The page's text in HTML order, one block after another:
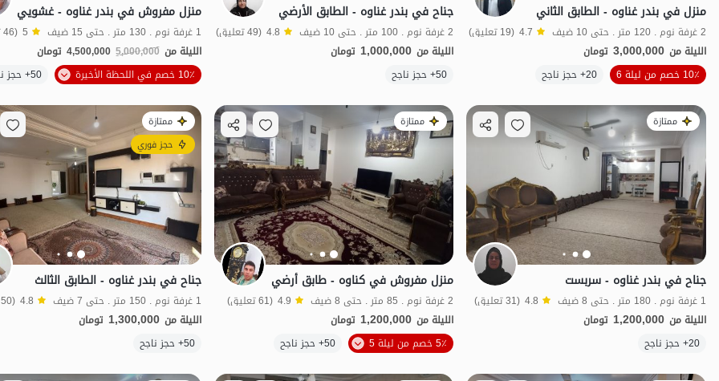
منزل في بندر غناوه - الطابق الثاني
2 غرفة نوم . 120 متر . حتى 10 ضيف 4.7 (19 تعليق)
الليلة من 3,000,000 تومان
10٪ خصم من ليلة 6
20+ حجز ناجح الموقع على الخريطة
جناح في بندر غناوه - الطابق الأرضي
2 غرفة نوم . 100 متر . حتى 10 ضيف 4.8 (49 تعليق)
الليلة من 1,000,000 تومان
50+ حجز ناجح
اقتصادي
منزل مفروش في بندر غناوه - غشويي
1 غرفة نوم . 130 متر . حتى 15 ضيف 5 (46 تعليق)
الليلة من 5,000,000
4,500,000 تومان
10٪ خصم في اللحظة الأخيرة
50+ حجز ناجح
ممتازة
جناح في بندر غناوه - سربست
1 غرفة نوم . 180 متر . حتى 8 ضيف 4.8 (31 تعليق)
الليلة من 1,200,000 تومان
20+ حجز ناجح
اقتصادي الموقع على الخريطة
ممتازة
منزل مفروش في كناوه - طابق أرضي
2 غرفة نوم . 85 متر . حتى 8 ضيف 4.9 (61 تعليق)
الليلة من 1,200,000 تومان
5٪ خصم من ليلة 5
50+ حجز ناجح اقتصادي
ممتازة
حجز فوري
جناح في بندر غناوه - الطابق الثالث
1 غرفة نوم . 150 متر . حتى 7 ضيف 4.8 (50 تعليق)
الليلة من 1,300,000 تومان
50+ حجز ناجح